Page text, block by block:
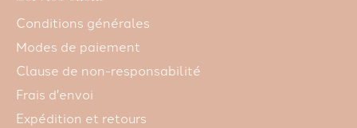
Conditions générales
Modes de paiement
Clause de non-responsabilité
Frais d'envoi
Expédition et retours